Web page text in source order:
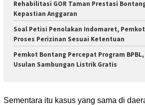
Rehabilitasi GOR Taman Prestasi
Kepastian Anggaran
Soal Petisi Penolakan Indomaret,
Proses Perizinan Sesuai Ketentuan
Pemkot Bontang Percepat Program BPBL,
Usulan Sambungan Listrik Gratis
Sementara itu kasus yang sama di